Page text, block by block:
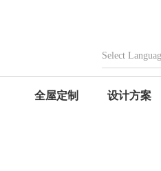
Select
全屋定制 设计方案